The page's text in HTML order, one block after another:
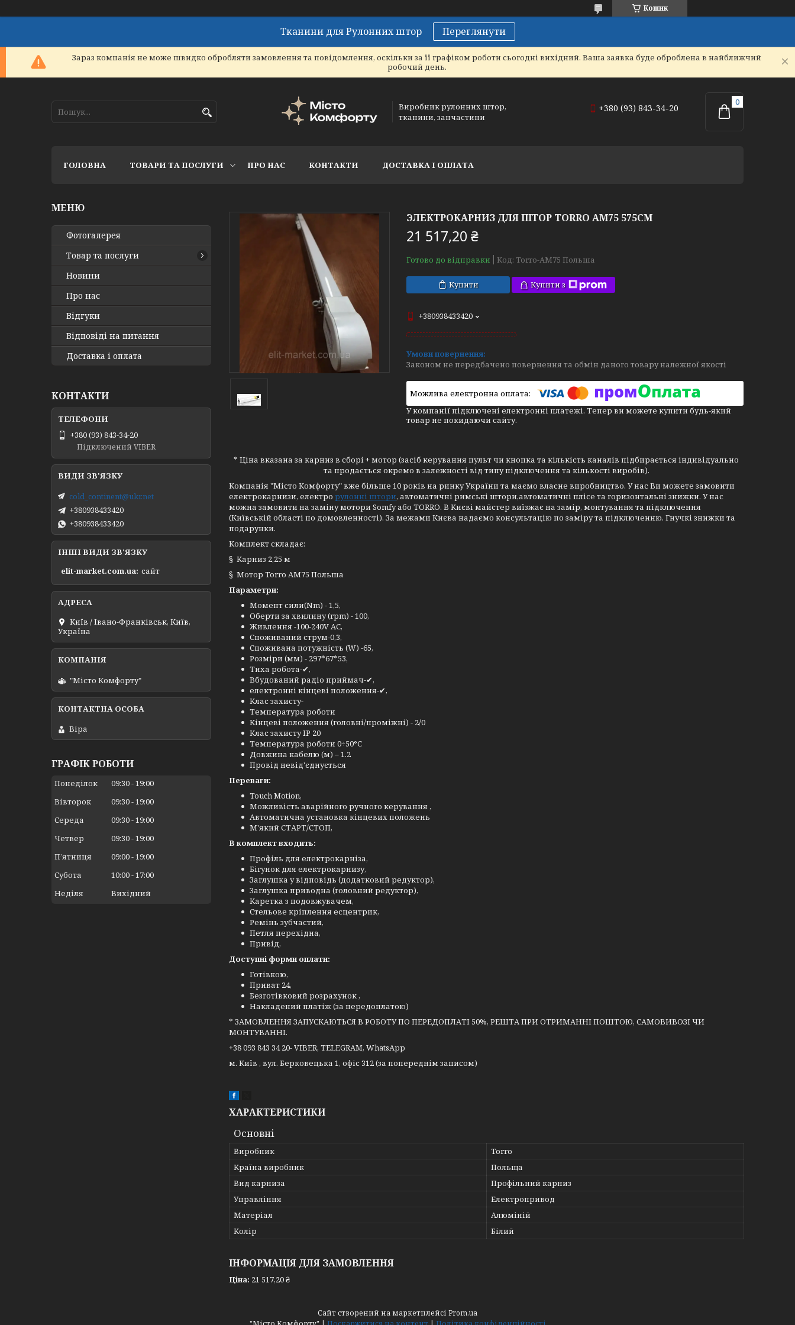
Кошик
Тканини для Рулонних штор Переглянути
Зараз компанія не може швидко обробляти замовлення та повідомлення, оскільки за її графіком роботи сьогодні вихідний. Ваша заявка буде оброблена в найближчий
робочий день.
Виробник рулонних штор,
тканини, запчастини
+380 (93) 843-34-20
ГОЛОВНА ТОВАРИ ТА ПОСЛУГИ ПРО НАС КОНТАКТИ ДОСТАВКА І ОПЛАТА
ЭЛЕКТРОКАРНИЗ ДЛЯ ШТОР TORRO АМ75 575СМ
21 517,20 ₴
Готово до відправки Код: Torro-АМ75 Польша
Купити Купити з
+380938433420
Законом не передбачено повернення та обмін даного товару належної якості
У компанії підключені електронні платежі. Тепер ви можете купити будь-який
товар не покидаючи сайту.
* Ціна вказана за карниз в сборі + мотор (засіб керування пульт чи кнопка та кількість каналів підбирається індивідуально
та продається окремо в залежності від типу підключення та кількості виробів).
Компанія "Місто Комфорту" вже більше 10 років на ринку України та маємо власне виробництво. У нас Ви можете замовити
електрокарнизи, електро рулонні штори, автоматичні римські штори,автоматичні плісе та горизонтальні знижки. У нас
можна замовити на заміну мотори Somfy або TORRO. В Києві майстер виїзжає на замір, монтування та підключення
(Київській області по домовленності). За межами Києва надаємо консультацію по заміру та підключенню. Гнучкі знижки та
подарунки.
Комплект складає:
§ Карниз 2,25 м
§ Мотор Torro АМ75 Польша
Параметри:
Момент сили(Nm) - 1,5,
Оберти за хвилину (rpm) - 100,
Живлення -100-240V AC,
Споживаний струм-0,3,
Споживана потужність (W) -65,
Розміри (мм) - 297*67*53,
Тиха робота-✔,
Вбудований радіо приймач-✔,
електронні кінцеві положення-✔,
Клас захисту-
Температура роботи
Кінцеві положення (головні/проміжні) - 2/0
Клас захисту IP 20
Температура роботи 0÷50°C
Довжина кабелю (м) – 1.2
Провід невід'єднується
Переваги:
Touch Motion,
Можливість аварійного ручного керування ,
Автоматична установка кінцевих положень
М'який СТАРТ/СТОП,
В комплект входить:
Профіль для електрокарніза,
Бігунок для електрокарнизу,
Заглушка у відповідь (додатковий редуктор),
Заглушка приводна (головний редуктор),
Каретка з подовжувачем,
Стельове кріплення есцентрик,
Ремінь зубчастий,
Петля перехідна,
Привід,
Доступні форми оплати:
Готівкою,
Приват 24,
Безготівковий розрахунок ,
Накладений платіж (за передоплатою)
* ЗАМОВЛЕННЯ ЗАПУСКАЮТЬСЯ В РОБОТУ ПО ПЕРЕДОПЛАТІ 50%, РЕШТА ПРИ ОТРИМАННІ ПОШТОЮ, САМОВИВОЗІ ЧИ
МОНТУВАННІ.
+38 093 843 34 20- VIBER, TELEGRAM, WhatsApp
м. Київ , вул. Берковецька 1, офіс 312 (за попереднім записом)
ХАРАКТЕРИСТИКИ
Основні
Виробник
Torro
Країна виробник
Польща
Вид карниза
Профільний карниз
Управління
Електропривод
Матеріал
Алюміній
Колір
Білий
ІНФОРМАЦІЯ ДЛЯ ЗАМОВЛЕННЯ
Ціна: 21 517,20 ₴
Фотогалерея
Товар та послуги
Новини
Про нас
Відгуки
Відповіді на питання
Доставка і оплата
КОНТАКТИ
+380 (93) 843-34-20
Підключений VIBER
cold_continent@ukr.net
+380938433420
+380938433420
ІНШІ ВИДИ ЗВ'ЯЗКУ
elit-market.com.ua сайт
Київ / Івано-Франківськ, Київ,
Україна
"Місто Комфорту"
Віра
ГРАФІК РОБОТИ
Понеділок 09:30 19:00
Вівторок
09:30 19:00
Середа
09:30 19:00
Четвер
09:30 19:00
Пʼятниця
09:00 19:00
Субота
10:00 17:00
Неділя
Вихідний
Сайт створений на маркетплейсі Prom.ua